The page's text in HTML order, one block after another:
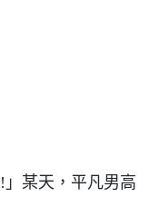
」某天，平凡男高